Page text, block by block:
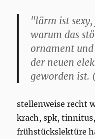
"lärm ist
warum das
ornament
der neuen
geworden
stellenweise recht
krach, spk,
frühstückslektüre